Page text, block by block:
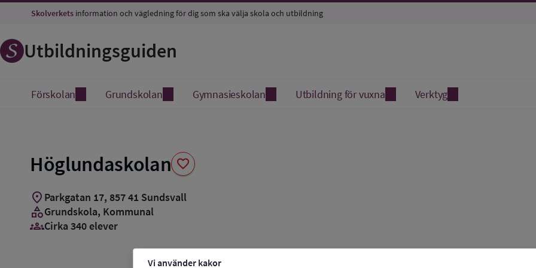
Vi använder kakor
Skolverkets information och vägledning för dig som ska välja skola och utbildning
Utbildningsguiden
Förskolan Grundskolan Gymnasieskolan Utbildning för vuxna Verktyg
Höglundaskolan favorite
Spara
location_on Parkgatan 17, 85741 Sundsvall
categoryGrundskola, Kommunal
groups_3Cirka 340 elever